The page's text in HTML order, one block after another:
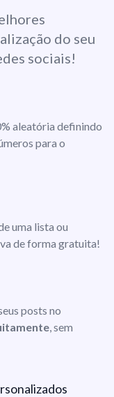
do seu
sociais!
aleatória definindo
para o
uma lista ou
de forma gratuita!
posts no
, sem